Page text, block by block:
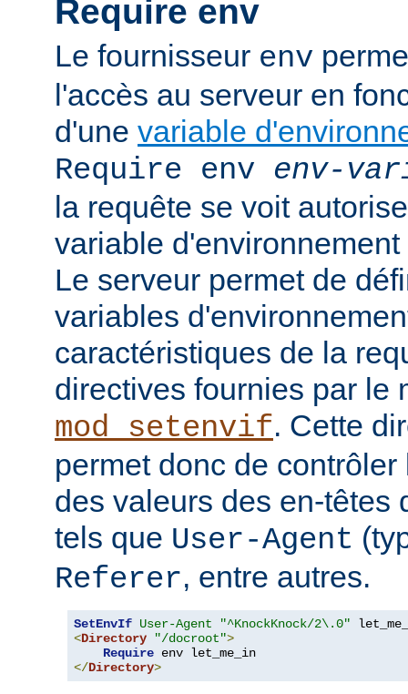
Require env
Le fournisseur env
l'accès au serveur en
d'une variable
Require env env-
la requête se voit
variable d'environnement
Le serveur permet de
variables
caractéristiques de la
directives fournies par le
mod_setenvif. Cette
permet donc de
des valeurs des en-têtes
tels que User-Agent
Referer, entre autres.
SetEnvIf User-Agent
"^KnockKnock/2\.0"
<Directory "/docroot">
Require
</Directory>